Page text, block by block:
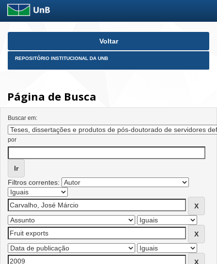
Skip
Voltar
REPOSITÓRIO INSTITUCIONAL DA UNB
Página de Busca
Buscar em:
por
Filtros correntes: